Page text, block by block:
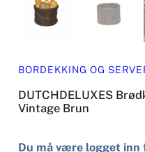
BORDEKKING OG
DUTCHDELUXES
Vintage Brun
Du må være logget inn